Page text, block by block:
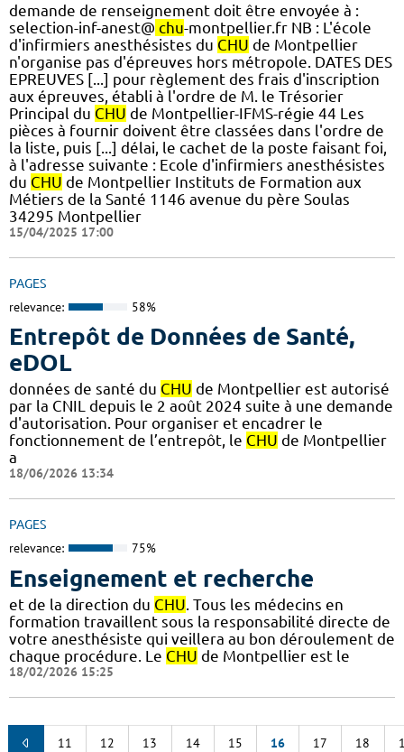
demande de renseignement doit être envoyée à :
selection-inf-anest@ chu-montpellier.fr NB : L'école
d'infirmiers anesthésistes du CHU de Montpellier
n'organise pas d'épreuves hors métropole. DATES DES
EPREUVES [...] pour règlement des frais d'inscription
aux épreuves, établi à l'ordre de M. le Trésorier
Principal du CHU de Montpellier-IFMS-régie 44 Les
pièces à fournir doivent être classées dans l'ordre de
la liste, puis [...] délai, le cachet de la poste faisant foi,
à l'adresse suivante : Ecole d'infirmiers anesthésistes
du CHU de Montpellier Instituts de Formation aux
Métiers de la Santé 1146 avenue du père Soulas
34295 Montpellier
15/04/2025 17:00
PAGES
relevance: 58%
Entrepôt de Données de Santé,
eDOL
données de santé du CHU de Montpellier est autorisé
par la CNIL depuis le 2 août 2024 suite à une demande
d'autorisation. Pour organiser et encadrer le
fonctionnement de l’entrepôt, le CHU de Montpellier
a
18/06/2026 13:34
PAGES
relevance: 75%
Enseignement et recherche
et de la direction du CHU . Tous les médecins en
formation travaillent sous la responsabilité directe de
votre anesthésiste qui veillera au bon déroulement de
chaque procédure. Le CHU de Montpellier est le
18/02/2026 15:25
11 12 13 14 15 16 17 18